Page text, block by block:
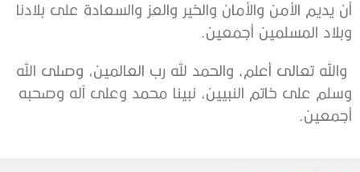
أن يديم الأمن والأمان والخير والعز والسعادة على بلادنا
وبلاد المسلمين أجمعين.
والله تعالى أعلم، والحمد لله رب العالمين، وصلى الله
وسلم على خاتم النبيين، نبينا محمد وعلى آله وصحبه
أجمعين.